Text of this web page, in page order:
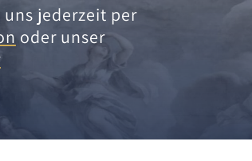
jederzeit per
oder unser